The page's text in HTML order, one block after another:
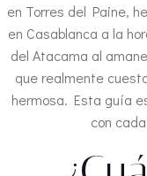
en Torres del Paine,
en Casablanca a la
del Atacama al
que realmente
hermosa. Esta guía
con